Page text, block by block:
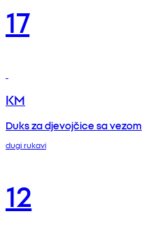
17
KM
Duks za djevojčice sa vezom
dugi rukavi
12